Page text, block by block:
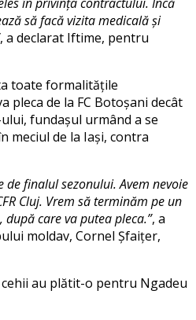
să facă vizita medicală şi
, a declarat Iftime, pentru
toate formalitățile
pleca de la FC Botoșani decât
fundașul urmând a se
meciul de la Iași, contra
de finalul sezonului. Avem nevoie
Cluj. Vrem să terminăm pe un
care va putea pleca.”, a
moldav, Cornel Șfaițer,
au plătit-o pentru Ngadeu